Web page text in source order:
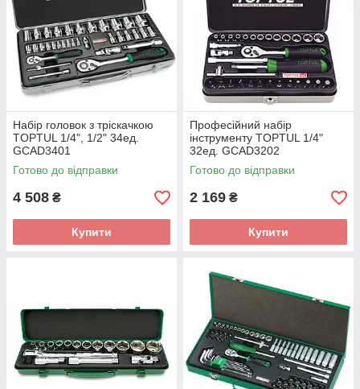
Набір головок з тріскачкою
TOPTUL 1/4", 1/2" 34ед.
GCAD3401
Готово до відправки
4 508 ₴
Купити
Професійний набір
інструменту TOPTUL 1/4"
32ед. GCAD3202
Готово до відправки
2 169 ₴
Купити